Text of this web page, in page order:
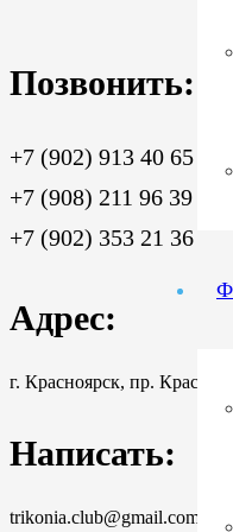
Позвонить:
+7 (902) 913 40 65
+7 (908) 211 96 39
+7 (902) 353 21 36
Адрес:
г. Красноярск, пр.
Написать:
trikonia.club@gmail.com